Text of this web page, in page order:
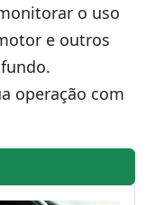
o uso
e outros
operação com